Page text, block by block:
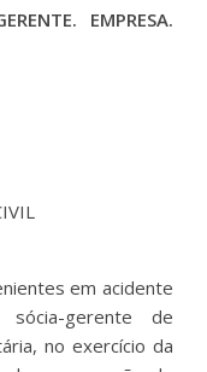
EMPRESA.
em acidente
gerente de
no exercício da